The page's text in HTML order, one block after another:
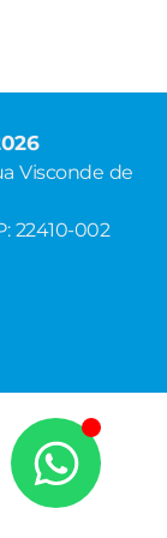
Visconde de
22410-002